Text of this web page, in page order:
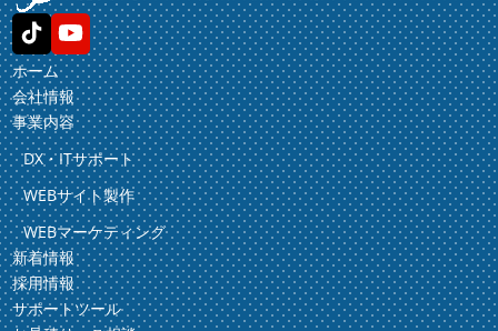
ホーム
会社情報
事業内容
DX・ITサポート
WEBサイト製作
WEBマーケティング
新着情報
採用情報
サポートツール